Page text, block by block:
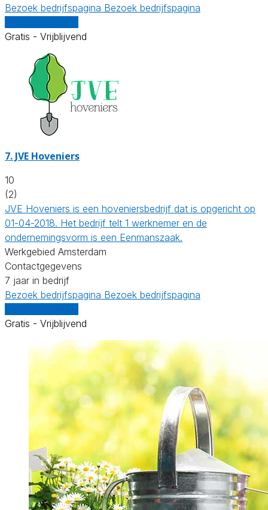
Bezoek bedrijfspagina Bezoek bedrijfspagina
Gratis - Vrijblijvend
7. JVE Hoveniers
10
(2)
JVE Hoveniers is een hoveniersbedrijf dat is opgericht op
01-04-2018. Het bedrijf telt 1 werknemer en de
ondernemingsvorm is een Eenmanszaak.
Werkgebied Amsterdam
Contactgegevens
7 jaar in bedrijf
Bezoek bedrijfspagina Bezoek bedrijfspagina
Gratis - Vrijblijvend